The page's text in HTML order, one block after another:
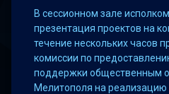
В сессионном зале
презентация проектов на
течение нескольких часов
комиссии по
поддержки общественным
Мелитополя на